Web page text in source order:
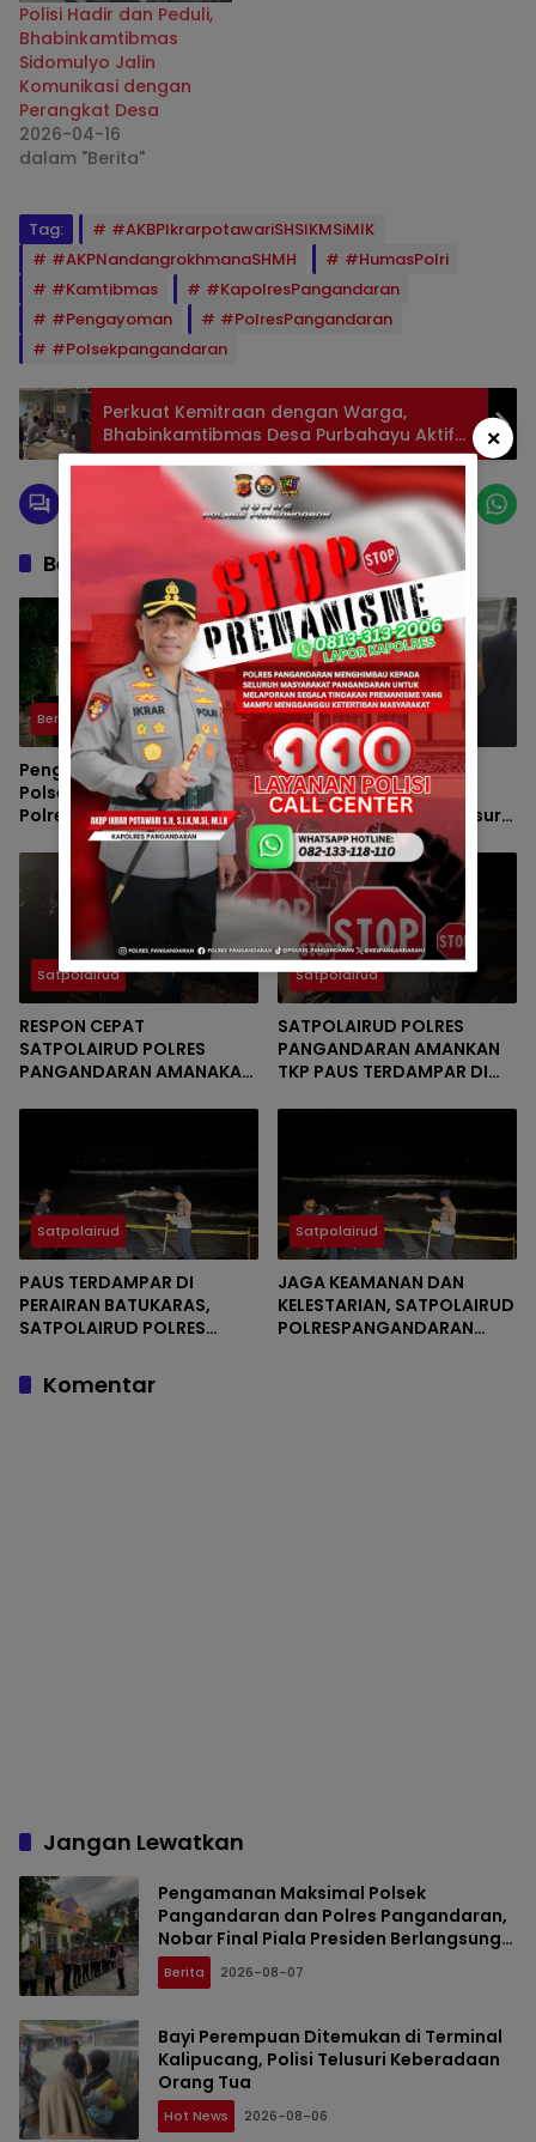
Polisi Hadir dan Peduli,
Bhabinkamtibmas
Sidomulyo Jalin
Komunikasi dengan
Perangkat Desa
2026-04-16
dalam "Berita"
Tag:
#AKBPIkrarpotawariSHSIKMSiMIK
#AKPNandangrokhmanaSHMH
#HumasPolri
#Kamtibmas
#KapolresPangandaran
#Pengayoman
#PolresPangandaran
#Polsekpangandaran
Perkuat Kemitraan dengan Warga,
Bhabinkamtibmas Desa Purbahayu Aktif
Sambang dan Sampaikan Pesan
Kamtibmas
Berita Berkaitan
Berita
Pengamanan Maksimal
Polsek Pangandaran dan
Polres Pangandaran,
Nobar Final Piala Presiden
Berlangsung Aman
Hot News
Bayi Perempuan
Ditemukan di Terminal
Kalipucang, Polisi Telusuri
Keberadaan Orang Tua
Satpolairud
RESPON CEPAT
SATPOLAIRUD POLRES
PANGANDARAN AMANAKAN
BATUKARAS
Satpolairud
SATPOLAIRUD POLRES
PANGANDARAN AMANKAN
TKP PAUS TERDAMPAR DI
Satpolairud
PAUS TERDAMPAR DI
PERAIRAN BATUKARAS,
SATPOLAIRUD POLRES
CEPAT AMANKAN LOKASI
Satpolairud
JAGA KEAMANAN DAN
KELESTARIAN, SATPOLAIRUD
POLRESPANGANDARAN
Komentar
Jangan Lewatkan
Pengamanan Maksimal Polsek
Pangandaran dan Polres Pangandaran,
Nobar Final Piala Presiden Berlangsung
Aman
Berita 2026-08-07
Bayi Perempuan Ditemukan di Terminal
Kalipucang, Polisi Telusuri Keberadaan
Orang Tua
Hot News 2026-08-06
×